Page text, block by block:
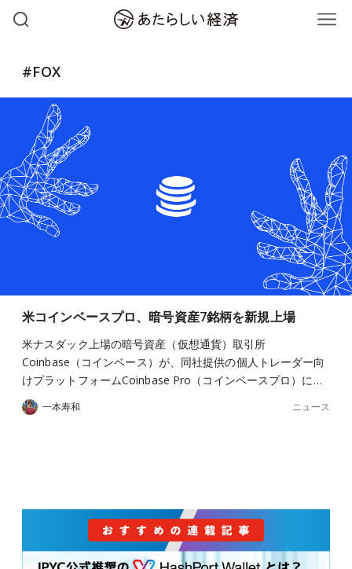
#FOX
米コインベースプロ、暗号資産7銘柄を新規上場
米ナスダック上場の暗号資産（仮想通貨）取引所
Coinbase（コインベース）が、同社提供の個人トレーダー向
けプラットフォームCoinbase Pro（コインベースプロ）に…
一本寿和 ニュース